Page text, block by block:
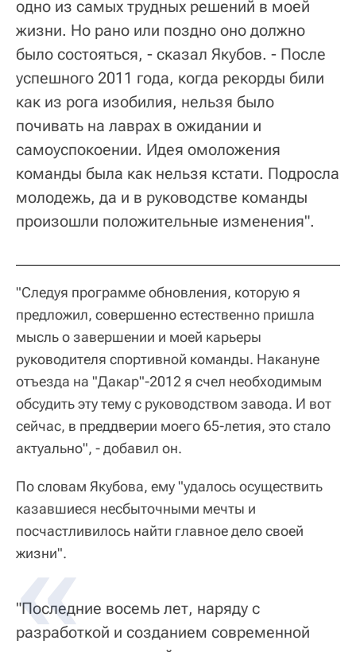
одно из самых трудных решений в моей
жизни. Но рано или поздно оно должно
было состояться, - сказал Якубов. - После
успешного 2011 года, когда рекорды били
как из рога изобилия, нельзя было
почивать на лаврах в ожидании и
самоуспокоении. Идея омоложения
команды была как нельзя кстати. Подросла
молодежь, да и в руководстве команды
произошли положительные изменения".
"Следуя программе обновления, которую я
предложил, совершенно естественно пришла
мысль о завершении и моей карьеры
руководителя спортивной команды. Накануне
отъезда на "Дакар"-2012 я счел необходимым
обсудить эту тему с руководством завода. И вот
сейчас, в преддверии моего 65-летия, это стало
актуально", - добавил он.
По словам Якубова, ему "удалось осуществить
казавшиеся несбыточными мечты и
посчастливилось найти главное дело своей
жизни".
"Последние восемь лет, наряду с
разработкой и созданием современной